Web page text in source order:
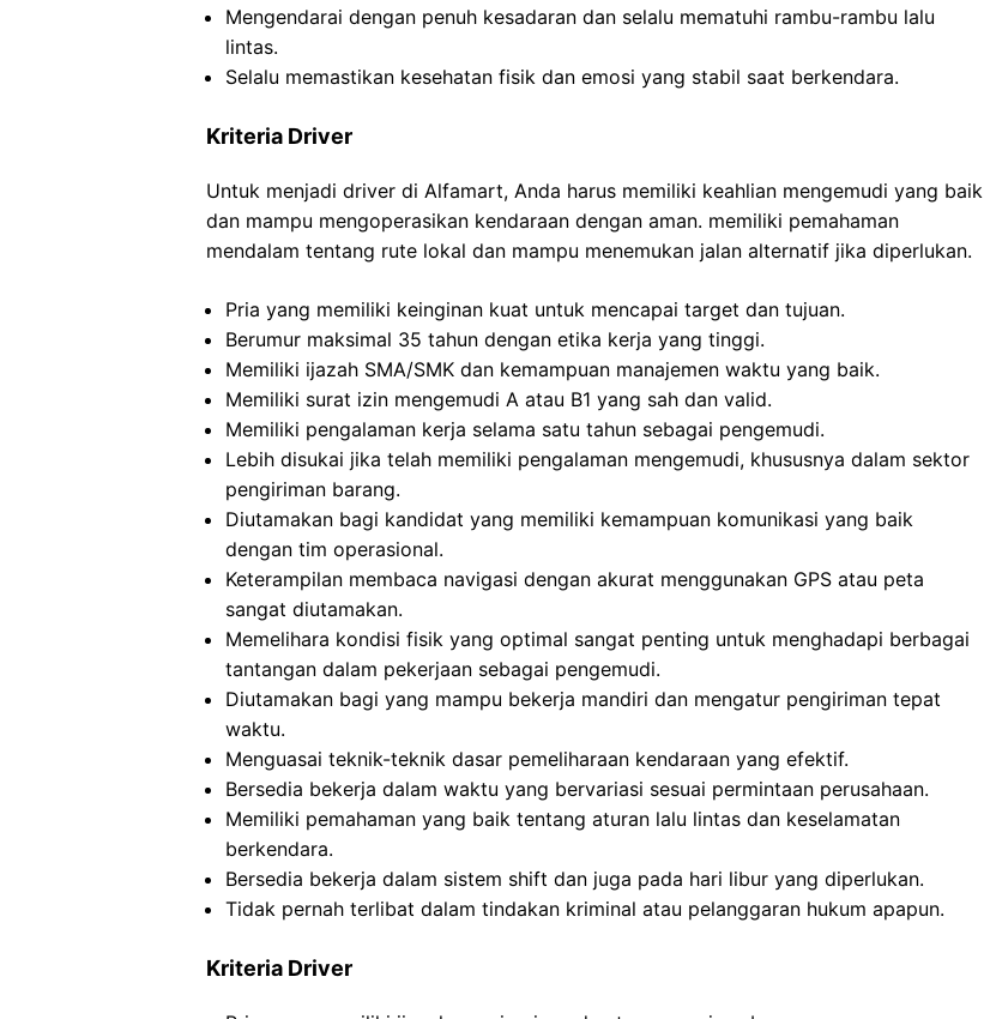
Mengendarai dengan penuh kesadaran dan selalu mematuhi rambu-rambu lalu
lintas.
Selalu memastikan kesehatan fisik dan emosi yang stabil saat berkendara.
Kriteria Driver
Untuk menjadi driver di Alfamart, Anda harus memiliki keahlian mengemudi yang baik
dan mampu mengoperasikan kendaraan dengan aman. memiliki pemahaman
mendalam tentang rute lokal dan mampu menemukan jalan alternatif jika diperlukan.
Pria yang memiliki keinginan kuat untuk mencapai target dan tujuan.
Berumur maksimal 35 tahun dengan etika kerja yang tinggi.
Memiliki ijazah SMA/SMK dan kemampuan manajemen waktu yang baik.
Memiliki surat izin mengemudi A atau B1 yang sah dan valid.
Memiliki pengalaman kerja selama satu tahun sebagai pengemudi.
Lebih disukai jika telah memiliki pengalaman mengemudi, khususnya dalam sektor
pengiriman barang.
Diutamakan bagi kandidat yang memiliki kemampuan komunikasi yang baik
dengan tim operasional.
Keterampilan membaca navigasi dengan akurat menggunakan GPS atau peta
sangat diutamakan.
Memelihara kondisi fisik yang optimal sangat penting untuk menghadapi berbagai
tantangan dalam pekerjaan sebagai pengemudi.
Diutamakan bagi yang mampu bekerja mandiri dan mengatur pengiriman tepat
waktu.
Menguasai teknik-teknik dasar pemeliharaan kendaraan yang efektif.
Bersedia bekerja dalam waktu yang bervariasi sesuai permintaan perusahaan.
Memiliki pemahaman yang baik tentang aturan lalu lintas dan keselamatan
berkendara.
Bersedia bekerja dalam sistem shift dan juga pada hari libur yang diperlukan.
Tidak pernah terlibat dalam tindakan kriminal atau pelanggaran hukum apapun.
Kriteria Driver